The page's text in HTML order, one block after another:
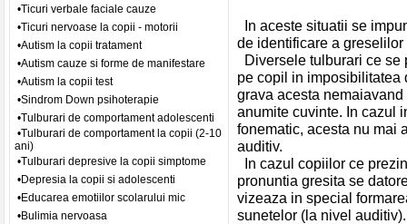
•Ticuri verbale faciale cauze
•Ticuri nervoase la copii - motorii
•Autism la copii tratament
•Autism cauze si forme de manifestare
•Autism la copii test
•Sindrom Down psihoterapie
•Tulburari de comportament adolescenti
•Tulburari de comportament la copii (2-10
ani)
•Tulburari depresive la copii simptome
•Depresia la copii si adolescenti
•Educarea emotiilor scolarului mic
•Bulimia nervoasa
In aceste situatii se
de identificare a
Diversele tulburari ce
pe copil in imposibilitatea
grava acesta
anumite cuvinte. In cazul
fonematic, acesta nu mai
auditiv.
In cazul copiilor ce
pronuntia gresita se
vizeaza in special
sunetelor (la nivel